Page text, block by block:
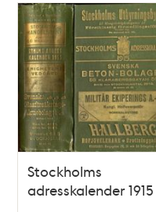
Stockholms
adresskalender 1915